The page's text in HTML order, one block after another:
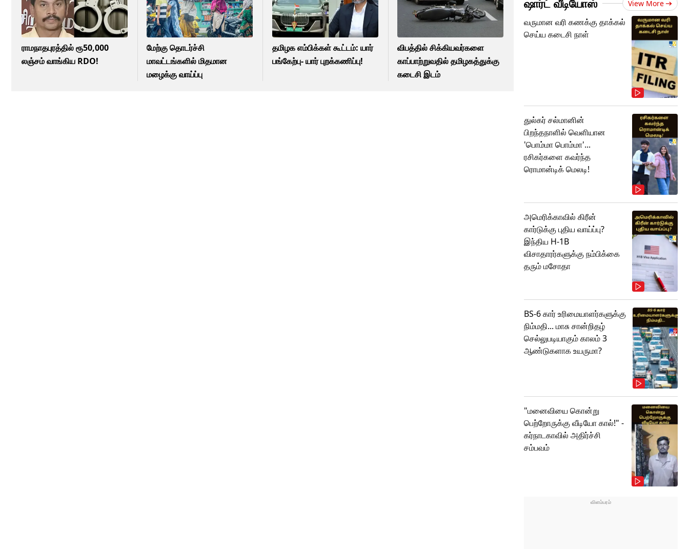
ராமநாதபுரத்தில் ரூ50,000
லஞ்சம் வாங்கிய RDO!
மேற்கு தொடர்ச்சி
மாவட்டங்களில் மிதமான
மழைக்கு வாய்ப்பு
தமிழக எம்பிக்கள் கூட்டம்: யார்
பங்கேற்பு- யார் புறக்கணிப்பு!
விபத்தில் சிக்கியவர்களை
காப்பாற்றுவதில் தமிழகத்துக்கு
கடைசி இடம்
ஷார்ட் வீடியோஸ் View More
வருமான வரி கணக்கு தாக்கல்
செய்ய கடைசி நாள்
துல்கர் சல்மானின்
பிறந்தநாளில் வெளியான
'பொம்மா பொம்மா'...
ரசிகர்களை கவர்ந்த
ரொமான்டிக் மெலடி!
அமெரிக்காவில் கிரீன்
கார்டுக்கு புதிய வாய்ப்பு?
இந்திய H-1B
விசாதாரர்களுக்கு நம்பிக்கை
தரும் மசோதா
BS-6 கார் உரிமையாளர்களுக்கு
நிம்மதி... மாசு சான்றிதழ்
செல்லுபடியாகும் காலம் 3
ஆண்டுகளாக உயருமா?
"மனைவியை கொன்று
பெற்றோருக்கு வீடியோ கால்!" -
கர்நாடகாவில் அதிர்ச்சி
சம்பவம்